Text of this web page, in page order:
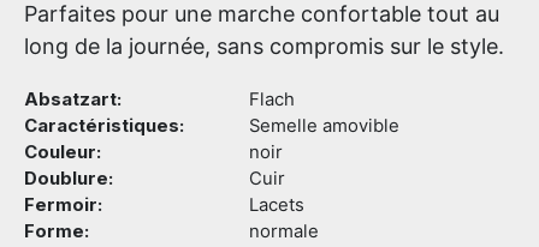
Parfaites pour une marche confortable tout au
long de la journée, sans compromis sur le style.
Absatzart:
Flach
Caractéristiques:
Semelle amovible
Couleur:
noir
Doublure:
Cuir
Fermoir:
Lacets
Forme:
normale